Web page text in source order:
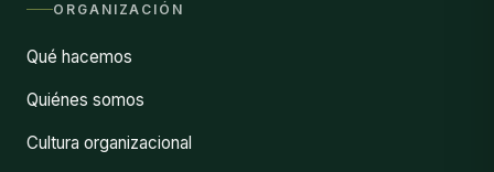
ORGANIZACIÓN
Qué hacemos
Quiénes somos
Cultura organizacional